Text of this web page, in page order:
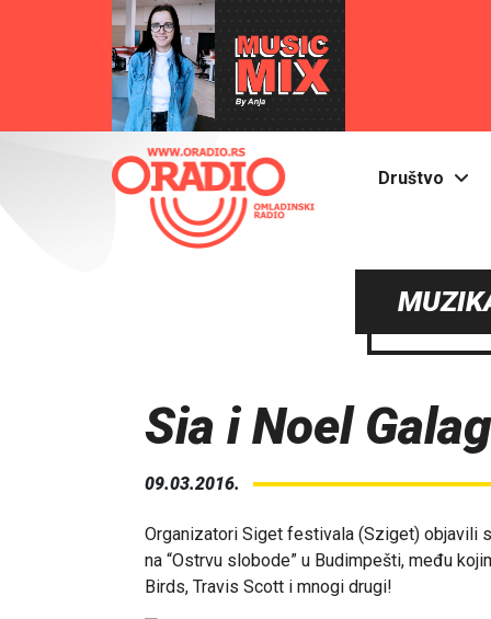
Društvo
Sia i Noel
09.03.2016.
Organizatori Siget festivala (Sziget) objavili
na “Ostrvu slobode” u Budimpešti, među
Birds, Travis Scott i mnogi drugi!